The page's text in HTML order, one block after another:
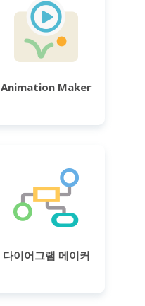
Animation Maker
다이어그램 메이커